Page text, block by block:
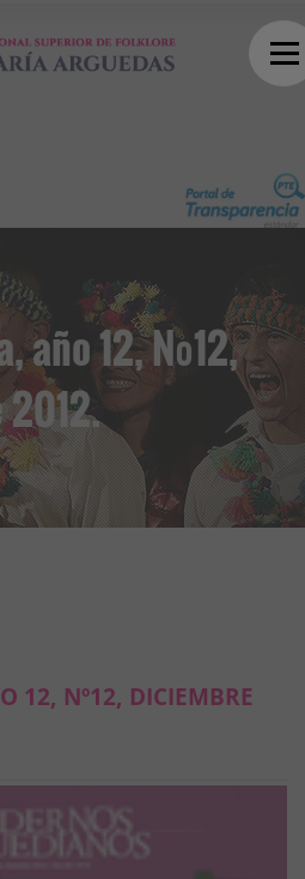
año 12, Nº12,
12, Nº12, DICIEMBRE